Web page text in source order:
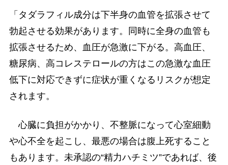
「タダラフィル成分は下半身の血管を拡張させて
勃起させる効果があります。同時に全身の血管も
拡張させるため、血圧が急激に下がる。高血圧、
糖尿病、高コレステロールの方はこの急激な血圧
低下に対応できずに症状が重くなるリスクが想定
されます。
心臓に負担がかかり、不整脈になって心室細動
や心不全を起こし、最悪の場合は腹上死すること
もあります。未承認の“精力ハチミツ”であれば、後